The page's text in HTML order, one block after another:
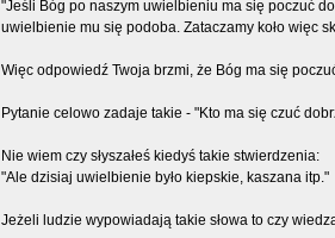
"Jeśli Bóg po naszym uwielbieniu ma się poczuć
uwielbienie mu się podoba. Zataczamy koło więc
Więc odpowiedź Twoja brzmi, że Bóg ma się
Pytanie celowo zadaje takie - "Kto ma się czuć
Nie wiem czy słyszałeś kiedyś takie stwierdzenia:
"Ale dzisiaj uwielbienie było kiepskie, kaszana itp."
Jeżeli ludzie wypowiadają takie słowa to czy